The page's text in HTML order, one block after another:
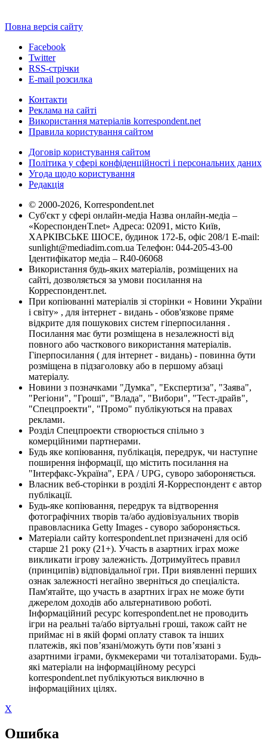
Повна версія сайту
Facebook
Twitter
RSS-стрічки
E-mail розсилка
Контакти
Реклама на сайті
Використання матеріалів korrespondent.net
Правила користування сайтом
Договір користування сайтом
Політика у сфері конфіденційності і персональних даних
Угода щодо користування
Редакція
© 2000-2026, Korrespondent.net
Суб'єкт у сфері онлайн-медіа Назва онлайн-медіа –
«КореспонденТ.net» Адреса: 02091, місто Київ,
ХАРКІВСЬКЕ ШОСЕ, будинок 172-Б, офіс 208/1 E-mail:
sunlight@mediadim.com.ua Телефон: 044-205-43-00
Ідентифікатор медіа – R40-06068
Використання будь-яких матеріалів, розміщених на
сайті, дозволяється за умови посилання на
Корреспондент.net.
При копіюванні матеріалів зі сторінки « Новини України
і світу» , для інтернет - видань - обов'язкове пряме
відкрите для пошукових систем гіперпосилання .
Посилання має бути розміщена в незалежності від
повного або часткового використання матеріалів.
Гіперпосилання ( для інтернет - видань) - повинна бути
розміщена в підзаголовку або в першому абзаці
матеріалу.
Новини з позначками "Думка", "Експертиза", "Заява",
"Регіони", "Гроші", "Влада", "Вибори", "Тест-драйв",
"Спецпроекти", "Промо" публікуються на правах
реклами.
Розділ Спецпроекти створюється спільно з
комерційними партнерами.
Будь яке копіювання, публікація, передрук, чи наступне
поширення інформації, що містить посилання на
"Інтерфакс-Україна", EPA / UPG, суворо забороняється.
Власник веб-сторінки в розділі Я-Корреспондент є автор
публікації.
Будь-яке копіювання, передрук та відтворення
фотографічних творів та/або аудіовізуальних творів
правовласника Getty Images - суворо забороняється.
Матеріали сайту korrespondent.net призначені для осіб
старше 21 року (21+). Участь в азартних іграх може
викликати ігрову залежність. Дотримуйтесь правил
(принципів) відповідальної гри. При виявленні перших
ознак залежності негайно зверніться до спеціаліста.
Пам'ятайте, що участь в азартних іграх не може бути
джерелом доходів або альтернативою роботі.
Інформаційний ресурс korrespondent.net не проводить
ігри на реальні та/або віртуальні гроші, також сайт не
приймає ні в якій формі оплату ставок та інших
платежів, які пов’язані/можуть бути пов’язані з
азартними іграми, букмекерами чи тоталізаторами. Будь-
які матеріали на інформаційному ресурсі
korrespondent.net публікуються виключно в
інформаційних цілях.
X
Ошибка